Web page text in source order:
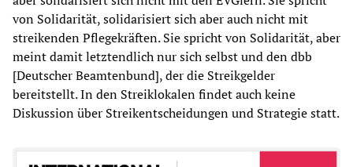
von Solidarität, solidarisiert sich aber auch nicht mit
streikenden Pflegekräften. Sie spricht von Solidarität, aber
meint damit letztendlich nur sich selbst und den dbb
[Deutscher Beamtenbund], der die Streikgelder
bereitstellt. In den Streiklokalen findet auch keine
Diskussion über Streikentscheidungen und Strategie statt.